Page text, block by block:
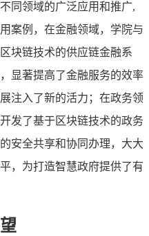
同领域的广泛应用和推广,
案例，在金融领域，学院与
块链技术的供应链金融系
显著提高了金融服务的效率
注入了新的活力；在政务领
发了基于区块链技术的政务
安全共享和协同办理，大大
，为打造智慧政府提供了有